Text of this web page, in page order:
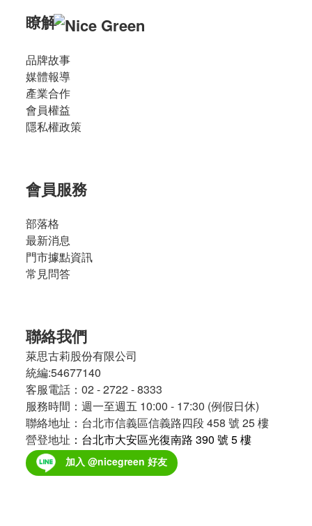
瞭解
品牌故事
媒體報導
產業合作
會員權益
隱私權政策
會員服務
部落格
最新消息
門市據點資訊
常見問答
聯絡我們
萊思古莉股份有限公司
統編:54677140
客服電話：02 - 2722 - 8333
服務時間：週一至週五 10:00 - 17:30 (例假日休)
聯絡地址：台北市信義區信義路四段 458 號 25 樓
營登地址 ：台北市大安區光復南路 390 號 5 樓
加入 @nicegreen 好友